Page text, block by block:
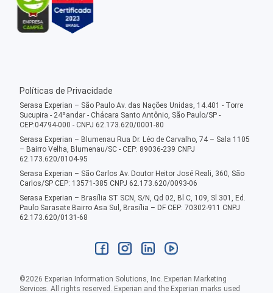
Políticas de Privacidade
Serasa Experian – São Paulo Av. das Nações Unidas, 14.401 - Torre
Sucupira - 24ºandar - Chácara Santo Antônio, São Paulo/SP -
CEP:04794-000 - CNPJ 62.173.620/0001-80
Serasa Experian – Blumenau Rua Dr. Léo de Carvalho, 74 – Sala 1105
– Bairro Velha, Blumenau/SC - CEP: 89036-239 CNPJ
62.173.620/0104-95
Serasa Experian – São Carlos Av. Doutor Heitor José Reali, 360, São
Carlos/SP CEP: 13571-385 CNPJ 62.173.620/0093-06
Serasa Experian – Brasília ST SCN, S/N, Qd 02, Bl C, 109, Sl 301, Ed.
Paulo Sarasate Bairro Asa Sul, Brasília – DF CEP: 70302-911 CNPJ
62.173.620/0131-68
©2026 Experian Information Solutions, Inc. Experian Marketing
Services. All rights reserved. Experian and the Experian marks used